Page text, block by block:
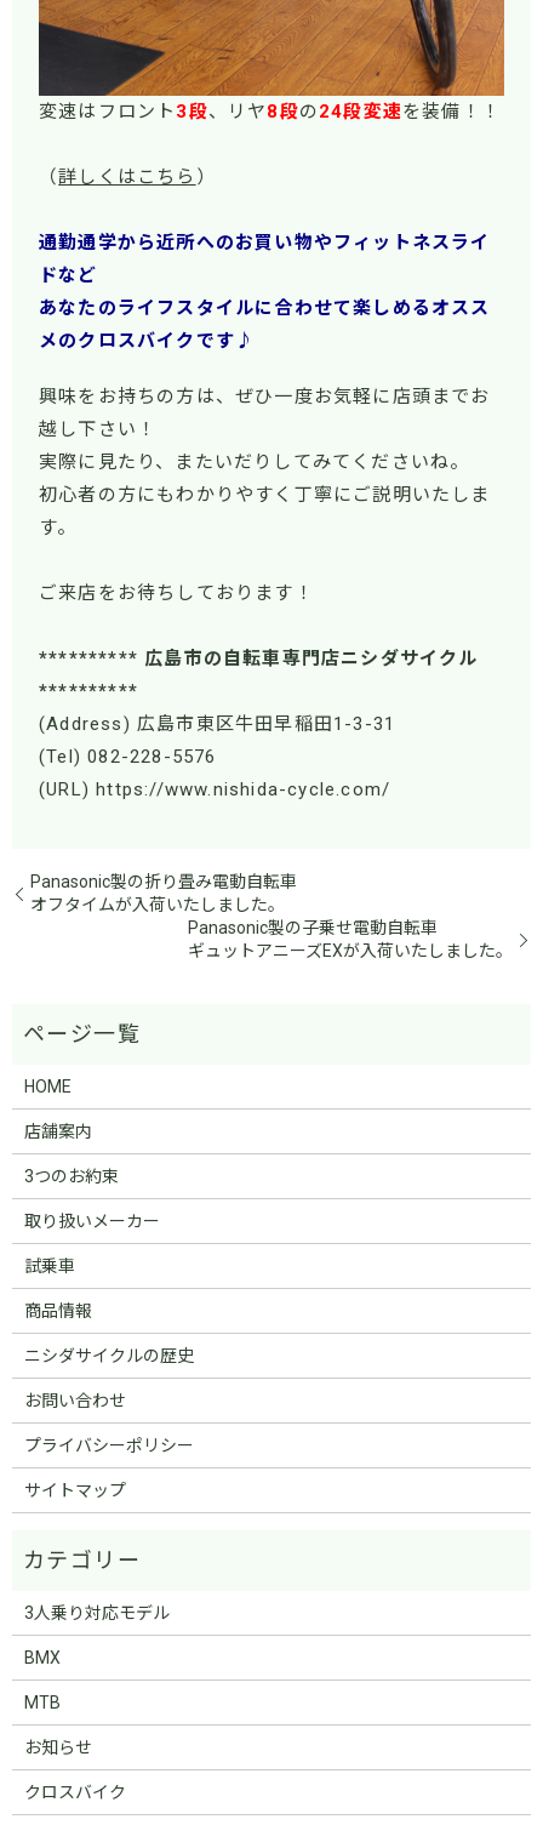
変速はフロント 3段、リヤ8段の 24段変速を装備！！
（詳しくはこちら ）
通勤通学から近所へのお買い物やフィットネスライ
ドなど
あなたのライフスタイルに合わせて楽しめるオスス
メのクロスバイクです♪
興味をお持ちの方は、ぜひ一度お気軽に店頭までお
越し下さい！
実際に見たり、またいだりしてみてくださいね。
初心者の方にもわかりやすく丁寧にご説明いたしま
す。
ご来店をお待ちしております！
********** 広島市の自転車専門店ニシダサイクル
**********
(Address) 広島市東区牛田早稲田1-3-31
(Tel) 082-228-5576
(URL) https://www.nishida-cycle.com/
Panasonic製の折り畳み電動自転車
オフタイムが入荷いたしました。
Panasonic製の子乗せ電動自転車
ギュットアニーズEXが入荷いたしました。
HOME
店舗案内
3つのお約束
取り扱いメーカー
試乗車
商品情報
ニシダサイクルの歴史
お問い合わせ
プライバシーポリシー
サイトマップ
3人乗り対応モデル
BMX
MTB
お知らせ
クロスバイク